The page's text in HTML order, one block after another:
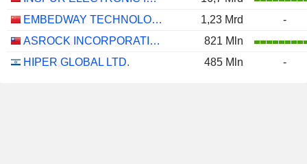
EMBEDWAY TECHNOLOGIES (SHANGHAI) CORPORATION
1,23 Mrd
-
ASROCK INCORPORATION
821 Mln
HIPER GLOBAL LTD.
485 Mln -